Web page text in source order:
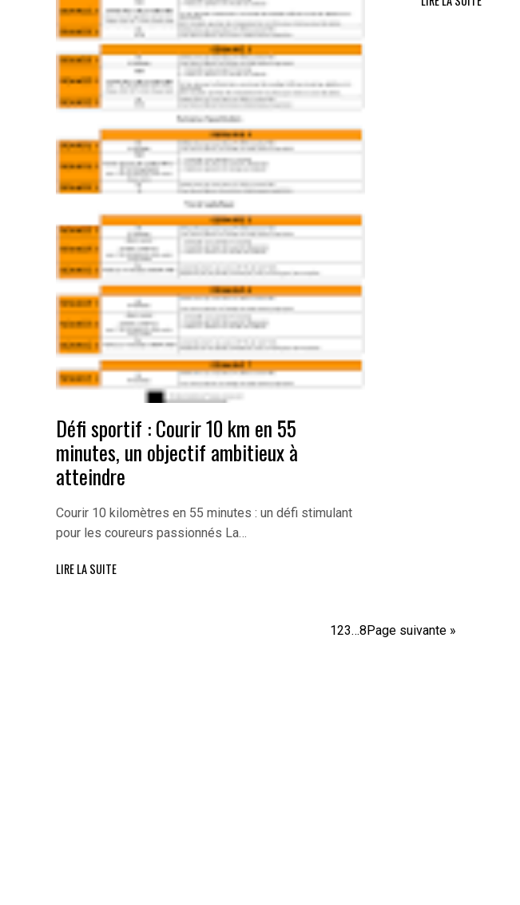
Défi sportif : Courir 10 km en 55
minutes, un objectif ambitieux à
atteindre
Courir 10 kilomètres en 55 minutes : un défi stimulant
pour les coureurs passionnés La…
LIRE LA SUITE
123…8Page suivante »